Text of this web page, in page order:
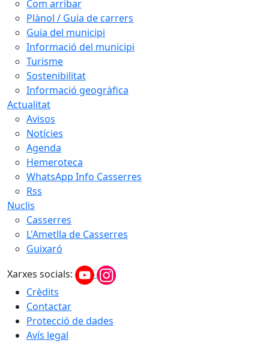
Com arribar
Plànol / Guia de carrers
Guia del municipi
Informació del municipi
Turisme
Sostenibilitat
Informació geogràfica
Actualitat
Avisos
Notícies
Agenda
Hemeroteca
WhatsApp Info Casserres
Rss
Nuclis
Casserres
L'Ametlla de Casserres
Guixaró
Xarxes socials:
Crèdits
Contactar
Protecció de dades
Avís legal